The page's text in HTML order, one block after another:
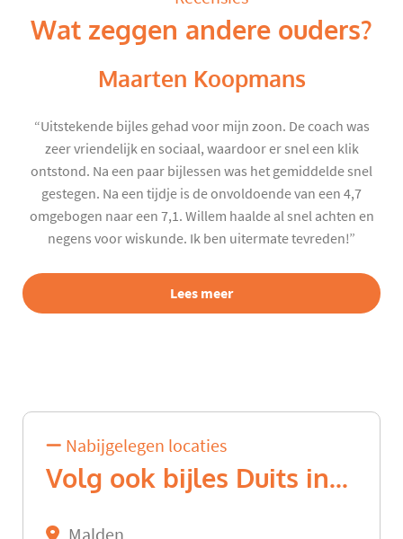
Wat zeggen andere ouders?
Maarten Koopmans
“Uitstekende bijles gehad voor mijn zoon. De coach was
zeer vriendelijk en sociaal, waardoor er snel een klik
ontstond. Na een paar bijlessen was het gemiddelde snel
gestegen. Na een tijdje is de onvoldoende van een 4,7
omgebogen naar een 7,1. Willem haalde al snel achten en
negens voor wiskunde. Ik ben uitermate tevreden!”
Lees meer
Nabijgelegen locaties
Volg ook bijles Duits in...